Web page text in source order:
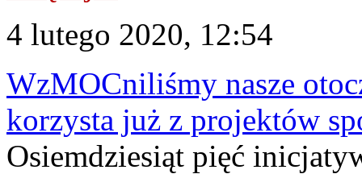
4 lutego 2020, 12:54
WzMOCniliśmy nasze
korzysta już z projektów
Osiemdziesiąt pięć